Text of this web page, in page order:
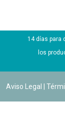
14 días para
los
Aviso Legal |